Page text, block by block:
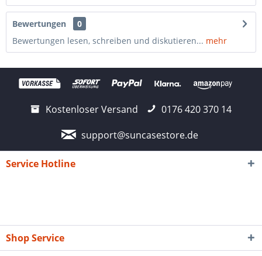
Bewertungen
0
Bewertungen lesen, schreiben und diskutieren... mehr
Kostenloser Versand
0176 420 370 14
support@suncasestore.de
Service Hotline
Shop Service